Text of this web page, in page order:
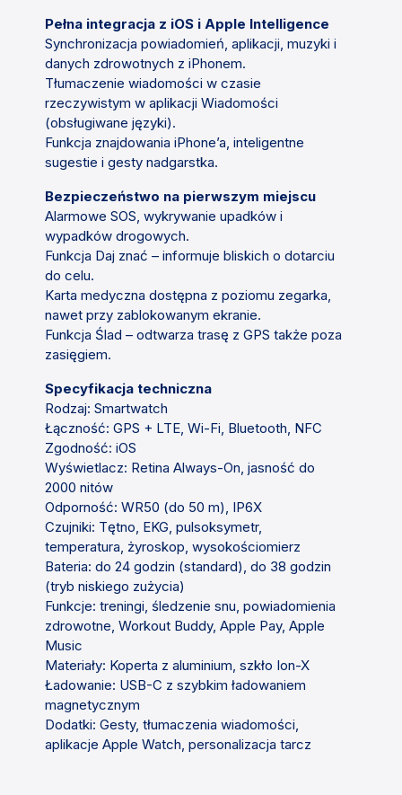
Pełna integracja z iOS i Apple Intelligence
Synchronizacja powiadomień, aplikacji, muzyki i
danych zdrowotnych z iPhonem.
Tłumaczenie wiadomości w czasie
rzeczywistym w aplikacji Wiadomości
(obsługiwane języki).
Funkcja znajdowania iPhone’a, inteligentne
sugestie i gesty nadgarstka.
Bezpieczeństwo na pierwszym miejscu
Alarmowe SOS, wykrywanie upadków i
wypadków drogowych.
Funkcja Daj znać – informuje bliskich o dotarciu
do celu.
Karta medyczna dostępna z poziomu zegarka,
nawet przy zablokowanym ekranie.
Funkcja Ślad – odtwarza trasę z GPS także poza
zasięgiem.
Specyfikacja techniczna
Rodzaj: Smartwatch
Łączność: GPS + LTE, Wi-Fi, Bluetooth, NFC
Zgodność: iOS
Wyświetlacz: Retina Always-On, jasność do
2000 nitów
Odporność: WR50 (do 50 m), IP6X
Czujniki: Tętno, EKG, pulsoksymetr,
temperatura, żyroskop, wysokościomierz
Bateria: do 24 godzin (standard), do 38 godzin
(tryb niskiego zużycia)
Funkcje: treningi, śledzenie snu, powiadomienia
zdrowotne, Workout Buddy, Apple Pay, Apple
Music
Materiały: Koperta z aluminium, szkło Ion-X
Ładowanie: USB-C z szybkim ładowaniem
magnetycznym
Dodatki: Gesty, tłumaczenia wiadomości,
aplikacje Apple Watch, personalizacja tarcz